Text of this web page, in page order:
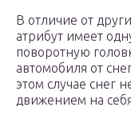
В отличие от
атрибут имеет
поворотную
автомобиля от
этом случае снег
движением на